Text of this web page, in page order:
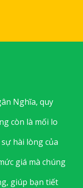
Nghĩa, quy
còn là mối lo
hài lòng của
giá mà chúng
giúp bạn tiết